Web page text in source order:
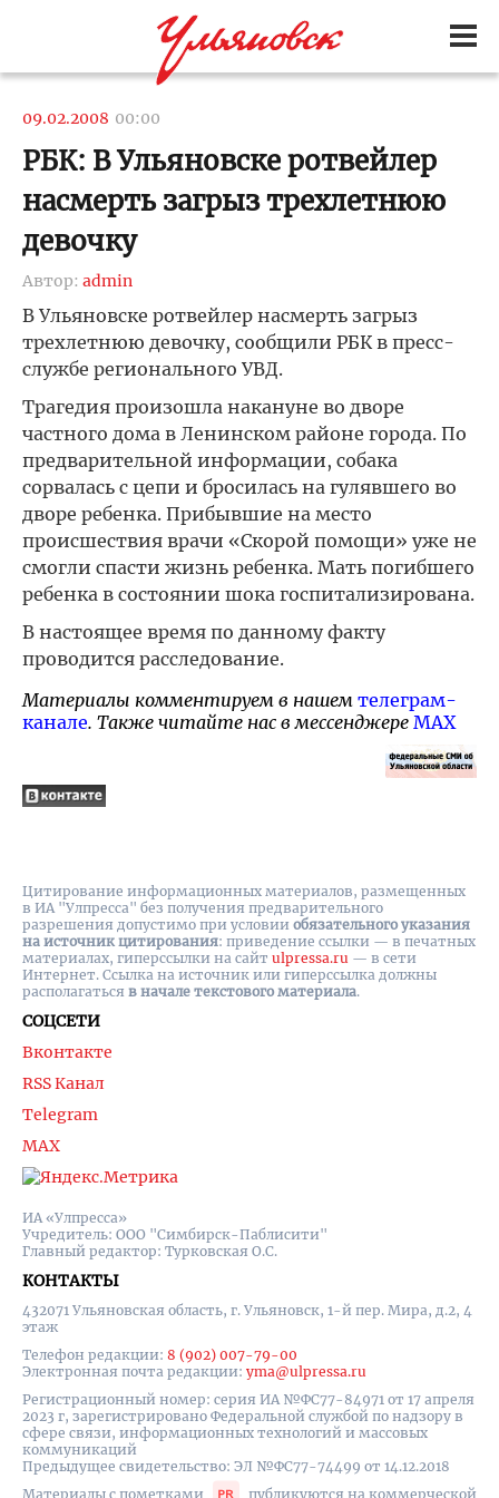
09.02.2008 00:00
РБК: В Ульяновске ротвейлер
насмерть загрыз трехлетнюю
девочку
Автор: admin
В Ульяновске ротвейлер насмерть загрыз
трехлетнюю девочку, сообщили РБК в пресс-
службе регионального УВД.
Трагедия произошла накануне во дворе
частного дома в Ленинском районе города. По
предварительной информации, собака
сорвалась с цепи и бросилась на гулявшего во
дворе ребенка. Прибывшие на место
происшествия врачи «Скорой помощи» уже не
смогли спасти жизнь ребенка. Мать погибшего
ребенка в состоянии шока госпитализирована.
В настоящее время по данному факту
проводится расследование.
Материалы комментируем в нашем телеграм-
канале. Также читайте нас в мессенджере MAX
ИА «Улпресса»
Учредитель: ООО "Симбирск-Паблисити"
Главный редактор: Турковская О.С.
КОНТАКТЫ
432071 Ульяновская область, г. Ульяновск, 1-й пер. Мира, д.2, 4
этаж
Телефон редакции: 8 (902) 007-79-00
Электронная почта редакции: yma@ulpressa.ru
Регистрационный номер: серия ИА №ФС77-84971 от 17 апреля
2023 г, зарегистрировано Федеральной службой по надзору в
сфере связи, информационных технологий и массовых
коммуникаций
Предыдущее свидетельство: ЭЛ №ФС77-74499 от 14.12.2018
Материалы с пометками
публикуются на коммерческой
СОЦСЕТИ
Вконтакте
RSS Канал
Telegram
MAX
Цитирование информационных материалов, размещенных
в ИА "Улпресса" без получения предварительного
разрешения допустимо при условии обязательного указания
на источник цитирования: приведение ссылки — в печатных
материалах, гиперссылки на cайт ulpressa.ru — в сети
Интернет. Ссылка на источник или гиперссылка должны
располагаться в начале текстового материала.